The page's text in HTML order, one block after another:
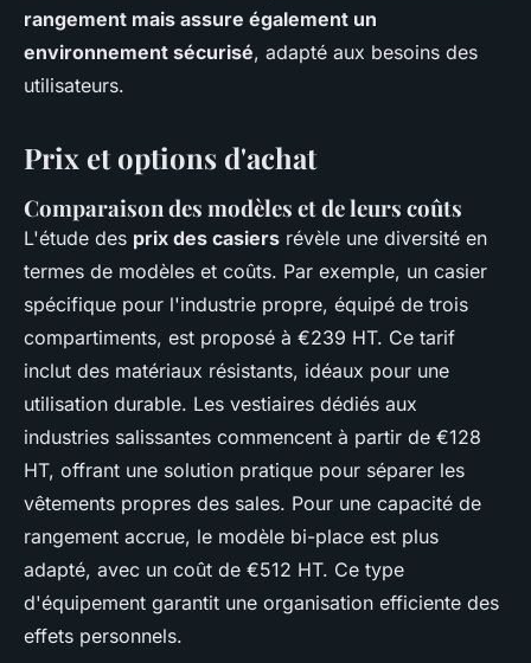
rangement mais assure également un
environnement sécurisé, adapté aux besoins des
utilisateurs.
Prix et options d'achat
Comparaison des modèles et de leurs coûts
L'étude des prix des casiers révèle une diversité en
termes de modèles et coûts. Par exemple, un casier
spécifique pour l'industrie propre, équipé de trois
compartiments, est proposé à €239 HT. Ce tarif
inclut des matériaux résistants, idéaux pour une
utilisation durable. Les vestiaires dédiés aux
industries salissantes commencent à partir de €128
HT, offrant une solution pratique pour séparer les
vêtements propres des sales. Pour une capacité de
rangement accrue, le modèle bi-place est plus
adapté, avec un coût de €512 HT. Ce type
d'équipement garantit une organisation efficiente des
effets personnels.